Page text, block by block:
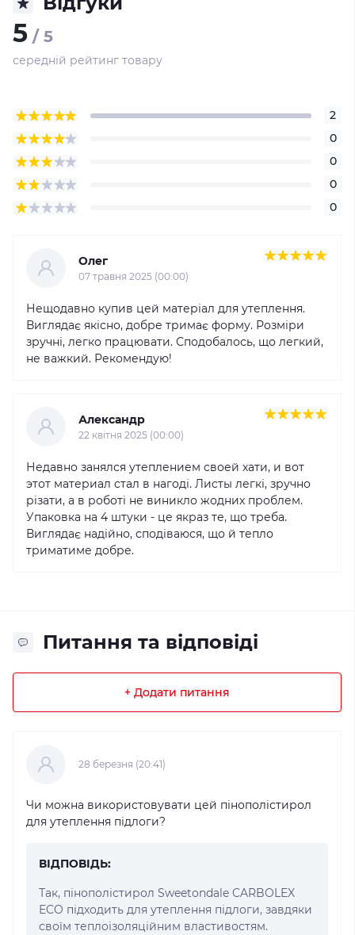
5 / 5
середній рейтинг товару
2
0
0
0
0
Олег
07 травня 2025 (00:00)
Нещодавно купив цей матеріал для утеплення.
Виглядає якісно, добре тримає форму. Розміри
зручні, легко працювати. Сподобалось, що легкий,
не важкий. Рекомендую!
Александр
22 квітня 2025 (00:00)
Недавно занялся утеплением своей хати, и вот
этот материал стал в нагоді. Листы легкі, зручно
різати, а в роботі не виникло жодних проблем.
Упаковка на 4 штуки - це якраз те, що треба.
Виглядає надійно, сподіваюся, що й тепло
триматиме добре.
Питання та відповіді
+ Додати питання
28 березня (20:41)
Чи можна використовувати цей пінополістирол
для утеплення підлоги?
ВІДПОВІДЬ:
Так, пінополістирол Sweetondale CARBOLEX
ECO підходить для утеплення підлоги, завдяки
своїм теплоізоляційним властивостям.